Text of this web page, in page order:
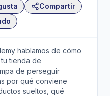
Compartir
hablamos de cómo
tienda de
de perseguir
por qué conviene
sueltos, qué